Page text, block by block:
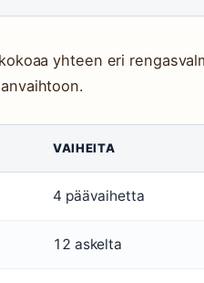
yhteen eri
VAIHEITA
4 päävaihetta
12 askelta